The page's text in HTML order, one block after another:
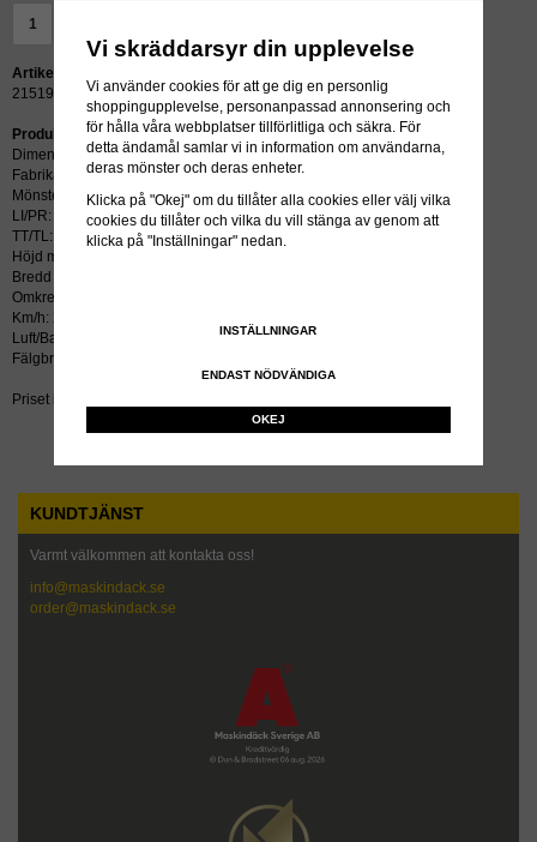
Artikelnummer:
21519
Produktbeskrivning:
Dimension: 12.00-20
Fabrikat: BKT
Mönster: SMOOTH
LI/PR: 20PR/176A5
TT/TL: TT (slang krävs)
Höjd mm: 1150
Bredd mm: 320
Omkrets mm: 8220
Km/h: 25
Luft/Bar: 10.0
Fälgbredd tum: 8.5
Priset inkluderar återvinningsavgift!
KUNDTJÄNST
Varmt välkommen att kontakta oss!
info@maskindack.se
order@maskindack.se
Vi skräddarsyr din upplevelse
Vi använder cookies för att ge dig en personlig
shoppingupplevelse, personanpassad annonsering och
för hålla våra webbplatser tillförlitliga och säkra. För
detta ändamål samlar vi in information om användarna,
deras mönster och deras enheter.
Klicka på "Okej" om du tillåter alla cookies eller välj vilka
cookies du tillåter och vilka du vill stänga av genom att
klicka på "Inställningar" nedan.
INSTÄLLNINGAR
ENDAST NÖDVÄNDIGA
OKEJ